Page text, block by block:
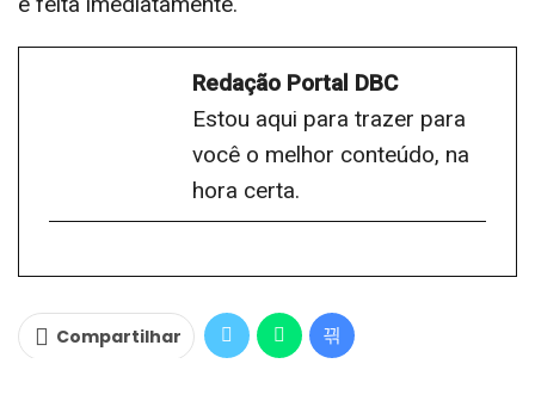
Redação Portal DBC
Estou aqui para trazer para
você o melhor conteúdo, na
hora certa.
Compartilhar